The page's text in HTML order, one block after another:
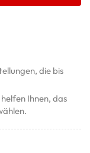
die bis
Ihnen, das